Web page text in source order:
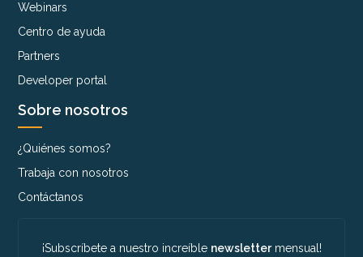
Webinars
Centro de ayuda
Partners
Developer portal
Sobre nosotros
¿Quiénes somos?
Trabaja con nosotros
Contáctanos
¡Subscríbete a nuestro increíble newslettermensual!